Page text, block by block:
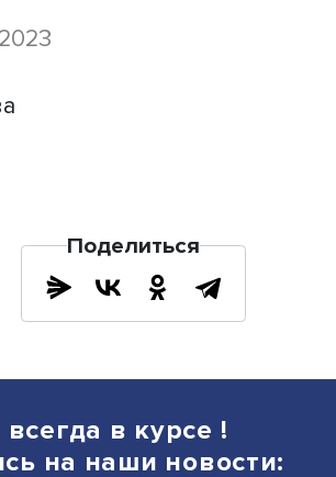
ролевой
сам экспериментирует
с учителями и
к мнению
коллегиально.
и развиваются во
участвуют не только
свою очередь,